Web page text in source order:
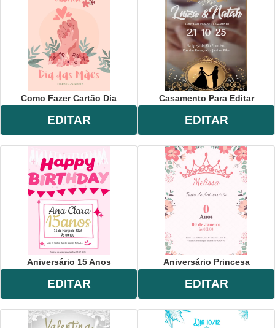
Como Fazer Cartão Dia
EDITAR
Casamento Para Editar
EDITAR
Aniversário 15 Anos
EDITAR
Aniversário Princesa
EDITAR